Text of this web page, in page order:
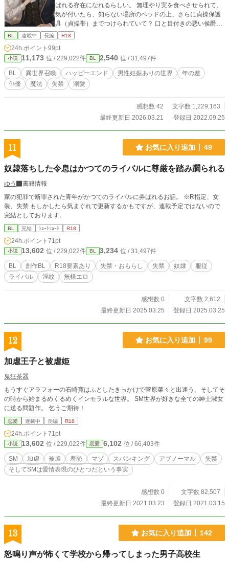
ばれる存在になれるらしい。 無理やり実を食べさせられて、
気が付いたら、知らない場所のベッドの上、さらに貞操保護
具（貞操帯）までつけられていて？ 口と目付きの悪い侯爵ら
しくない侯爵さまと、見た目に反して幼いあけすけな中世的
タイトル変更しました！旭さんサイドのお話です。よろしく
お願いします！ 2026.1.27. 旧タイトルを削除し、イメージ
イラストを追加しました。 ※登場人物、団体、名称等は全て
架空のものです。 ※背景の緩いのファンタジーです、ご都合
主義の世界です。 ※男性妊娠あり。 ※題名 ＊～＊＊＊はR18
b​​e Fireflyを使用した生成AIです。著作権リスクを避けたデー
タのみで作成されています。
BL 連載中 長編 R18
24h.ポイント 99pt
小説 11,173 位 / 229,022件 BL 2,540 位 / 31,497件
BL 異世界召喚 ハッピーエンド 男性妊娠ありの世界
年の差
俳優
魔法 失禁 溺愛
感想数 42
文字数 1,229,163
最終更新日 2026.03.21
登録日 2022.09.25
11 お気に入り追加 49
奴隷落ちした令息はかつてのライバルに尊厳を踏み躙られる
ゆう
書籍情報
家の犯罪で断罪された青年がかつてのライバルに弄ばれるお話。 ※R指定、女
装、失禁 もしかしたら気まぐれで更新するかもですが、連載予定ではないので
完結としております。
BL 完結 ｼｮｰﾄｼｮｰﾄ R18
24h.ポイント 71pt
小説 13,602 位 / 229,022件 BL 3,234 位 / 31,497件
BL 創作BL R18要素あり 失禁・おもらし 失禁 奴隷
服従
ライバル
淫紋 無様エロ
感想数 0
文字数 2,612
最終更新日 2025.03.25
登録日 2025.03.25
12 お気に入り追加 99
加虐王子と被虐姫
鬼狂茶器
もうすぐアラフォーの石崎寛はふとしたきっかけで菅原菜々と出逢う。そしてそ
の時から始まるめくるめくインモラルな世界。 SM世界が好きな全ての紳士淑女
に送る問題作。 乞うご期待！
恋愛 連載中 長編 R18
24h.ポイント 71pt
小説 13,602 位 / 229,022件 恋愛 6,102 位 / 66,403件
SM 加虐 被虐 羞恥 マゾ スパンキング アブノーマル
失禁
そしてSMは愛情表現のひとつだという事実
感想数 0
文字数 82,507
最終更新日 2021.03.23
登録日 2021.03.15
13 お気に入り追加 142
怒鳴り声が怖くて学校から帰ってしまった男子高校生